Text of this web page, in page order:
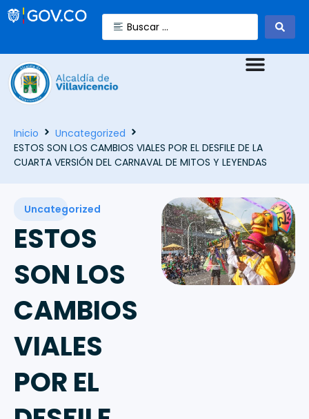
Inicio
Uncategorized
ESTOS SON LOS CAMBIOS VIALES POR EL DESFILE DE LA
CUARTA VERSIÓN DEL CARNAVAL DE MITOS Y LEYENDAS
Uncategorized
ESTOS
SON LOS
CAMBIOS
VIALES
POR EL